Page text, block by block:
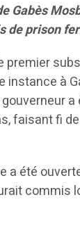
Gabès
de prison
premier
instance à
faisant fi
a été
commis